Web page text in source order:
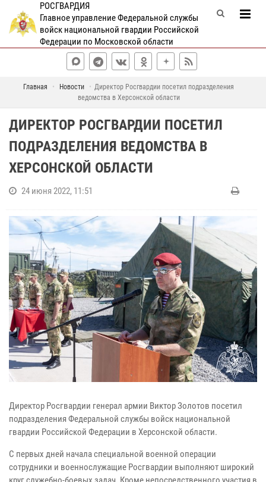
РОСГВАРДИЯ
Главное управление Федеральной службы
войск национальной гвардии Российской
Федерации по Московской области
Главная Новости
Директор Росгвардии посетил подразделения
ведомства в Херсонской области
ДИРЕКТОР РОСГВАРДИИ ПОСЕТИЛ
ПОДРАЗДЕЛЕНИЯ ВЕДОМСТВА В
ХЕРСОНСКОЙ ОБЛАСТИ
24 июня 2022, 11:51
Директор Росгвардии генерал армии Виктор Золотов посетил
подразделения Федеральной службы войск национальной
гвардии Российской Федерации в Херсонской области.
С первых дней начала специальной военной операции
сотрудники и военнослужащие Росгвардии выполняют широкий